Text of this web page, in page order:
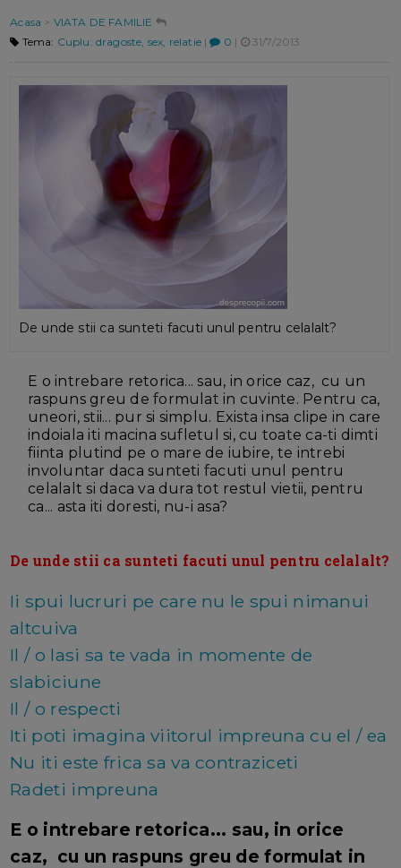
Acasa > VIATA DE FAMILIE
Tema: Cuplu: dragoste, sex, relatie| 0 | 31/7/2013
De unde stii ca sunteti facuti unul pentru celalalt?
E o intrebare retorica... sau, in orice caz, cu un
raspuns greu de formulat in cuvinte. Pentru ca,
uneori, stii... pur si simplu. Exista insa clipe in care
indoiala iti macina sufletul si, cu toate ca-ti dimti
fiinta plutind pe o mare de iubire, te intrebi
involuntar daca sunteti facuti unul pentru
celalalt si daca va dura tot restul vietii, pentru
ca... asta iti doresti, nu-i asa?
De unde stii ca sunteti facuti unul pentru celalalt?
Ii spui lucruri pe care nu le spui nimanui
altcuiva
Il / o lasi sa te vada in momente de
slabiciune
Il / o respecti
Iti poti imagina viitorul impreuna cu el / ea
Nu iti este frica sa va contraziceti
Radeti impreuna
E o intrebare retorica... sau, in orice
caz, cu un raspuns greu de formulat in